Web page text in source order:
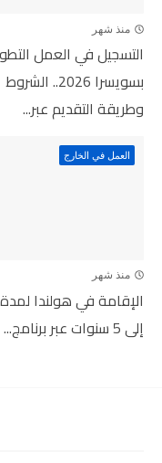
منذ شهر
التسجيل في العمل
بسويسرا 2026.. الشروط
وطريقة التقديم عبر...
العمل في الخارج
منذ شهر
الإقامة في هولندا
إلى 5 سنوات عبر برنامج...